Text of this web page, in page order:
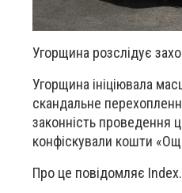
Угорщина розслідує
Угорщина ініціювала
скандальне
законність проведення
конфіскували кошти
Про це повідомляє Index.